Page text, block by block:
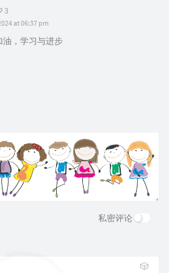
3
at 06:37 pm
油，学习与进步
私密评论
🎲